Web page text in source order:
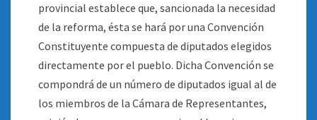
provincial establece que, sancionada la necesidad
de la reforma, ésta se hará por una Convención
Constituyente compuesta de diputados elegidos
directamente por el pueblo. Dicha Convención se
compondrá de un número de diputados igual al de
los miembros de la Cámara de Representantes,